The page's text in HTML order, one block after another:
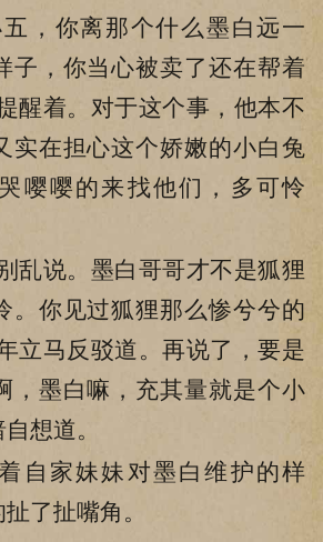
你离那个什么墨白远一
子，你当心被卖了还在帮着
醒着。对于这个事，他本不
实在担心这个娇嫩的小白兔
嘤嘤的来找他们，多可怜
说。墨白哥哥才不是狐狸
。你见过狐狸那么惨兮兮的
立马反驳道。再说了，要是
，墨白嘛，充其量就是个小
想道。
家妹妹对墨白维护的样
了扯嘴角。